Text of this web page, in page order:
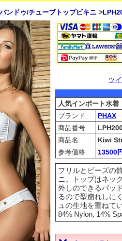
バンドゥ/チューブトップビキニ
ツ
人気インポート水
ブランド
PHAX
商品番号
商品名
Kiwi
参考価格
13500
フリルとビーズの
ニ。トップはネッ
外しのできるパッ
るので型崩れしに
ュの生地を重ねて
84% Nylon, 14%